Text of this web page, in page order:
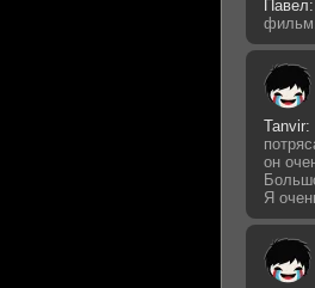
Павел:
Tanvir:
он
Я